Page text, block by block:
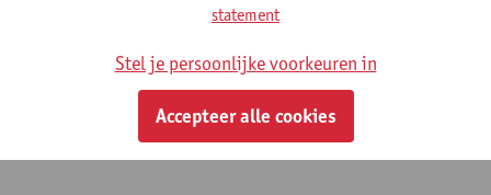
statement
Stel je persoonlijke voorkeuren in
Accepteer alle cookies